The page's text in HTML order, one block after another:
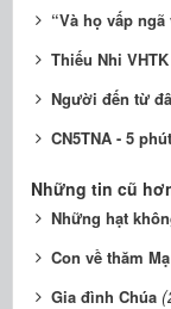
“Và họ vấp
​​​​​​​Thiếu Nhi
Người đến từ
CN5TNA - 5
Những tin cũ
Những hạt
Con về thăm Mạ
Gia đình Chúa